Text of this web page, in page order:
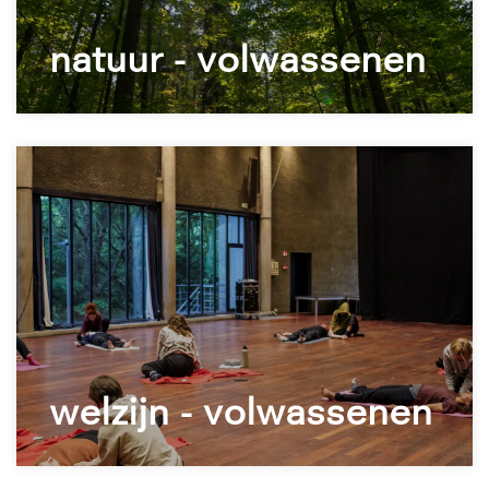
natuur - volwassenen
welzijn - volwassenen